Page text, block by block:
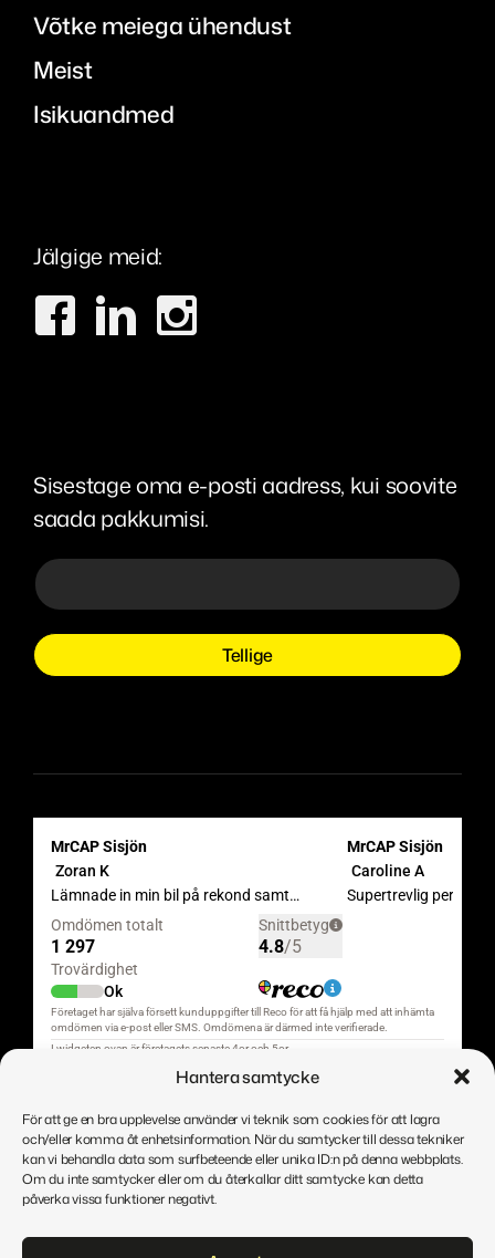
Hantera samtycke
För att ge en bra upplevelse använder vi teknik som cookies för att lagra
och/eller komma åt enhetsinformation. När du samtycker till dessa tekniker
kan vi behandla data som surfbeteende eller unika ID:n på denna webbplats.
Om du inte samtycker eller om du återkallar ditt samtycke kan detta
påverka vissa funktioner negativt.
Võtke meiega ühendust
Meist
Isikuandmed
Jälgige meid:
Sisestage oma e-posti aadress, kui soovite
saada pakkumisi.
Autoriõigus © MrCAP